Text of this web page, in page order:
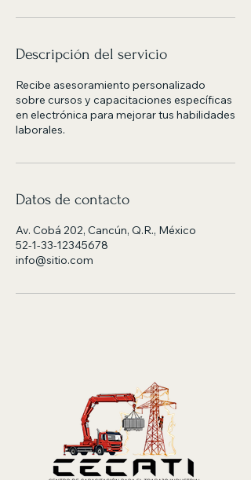
Descripción del servicio
Recibe asesoramiento personalizado
sobre cursos y capacitaciones específicas
en electrónica para mejorar tus habilidades
laborales.
Datos de contacto
Av. Cobá 202, Cancún, Q.R., México
52-1-33-12345678
info@sitio.com